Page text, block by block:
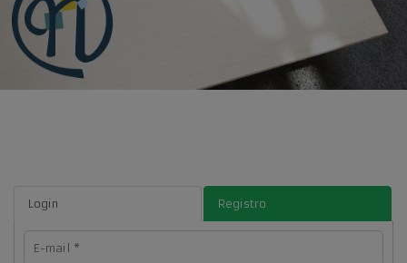
Login Registro